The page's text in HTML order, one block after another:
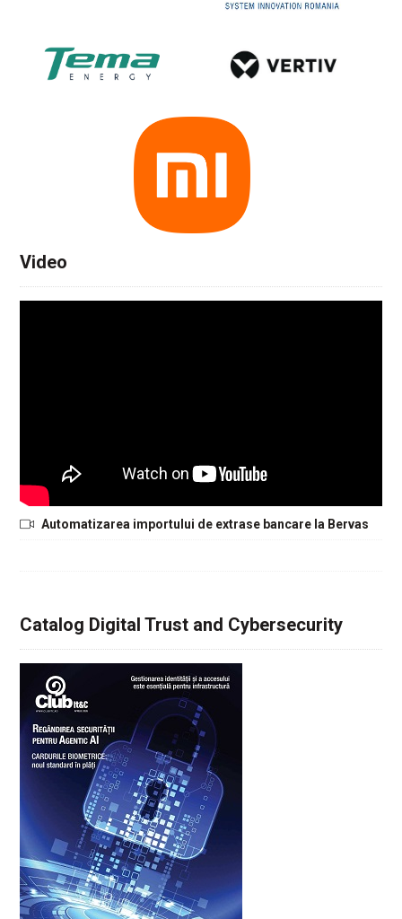
Video
Automatizarea importului de extrase bancare la Bervas
Catalog Digital Trust and Cybersecurity